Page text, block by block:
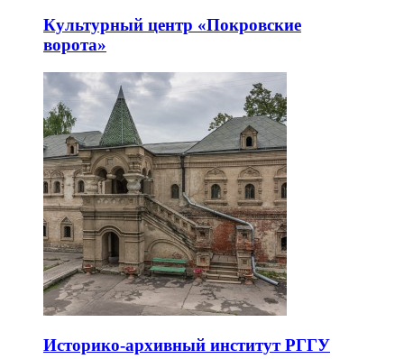
Культурный центр «Покровские
ворота»
Историко-архивный институт РГГУ